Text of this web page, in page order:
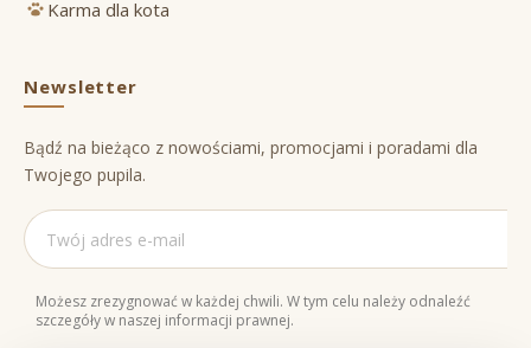
Karma dla kota
Newsletter
Bądź na bieżąco z nowościami, promocjami i poradami dla
Twojego pupila.
Możesz zrezygnować w każdej chwili. W tym celu należy odnaleźć
szczegóły w naszej informacji prawnej.